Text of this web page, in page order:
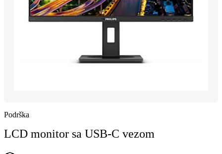
Podrška
LCD monitor sa USB-C vezom